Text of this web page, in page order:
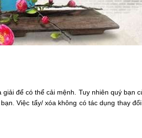
để có thể cải mệnh. Tuy nhiên quý bạn
Việc tẩy/ xóa không có tác dụng thay